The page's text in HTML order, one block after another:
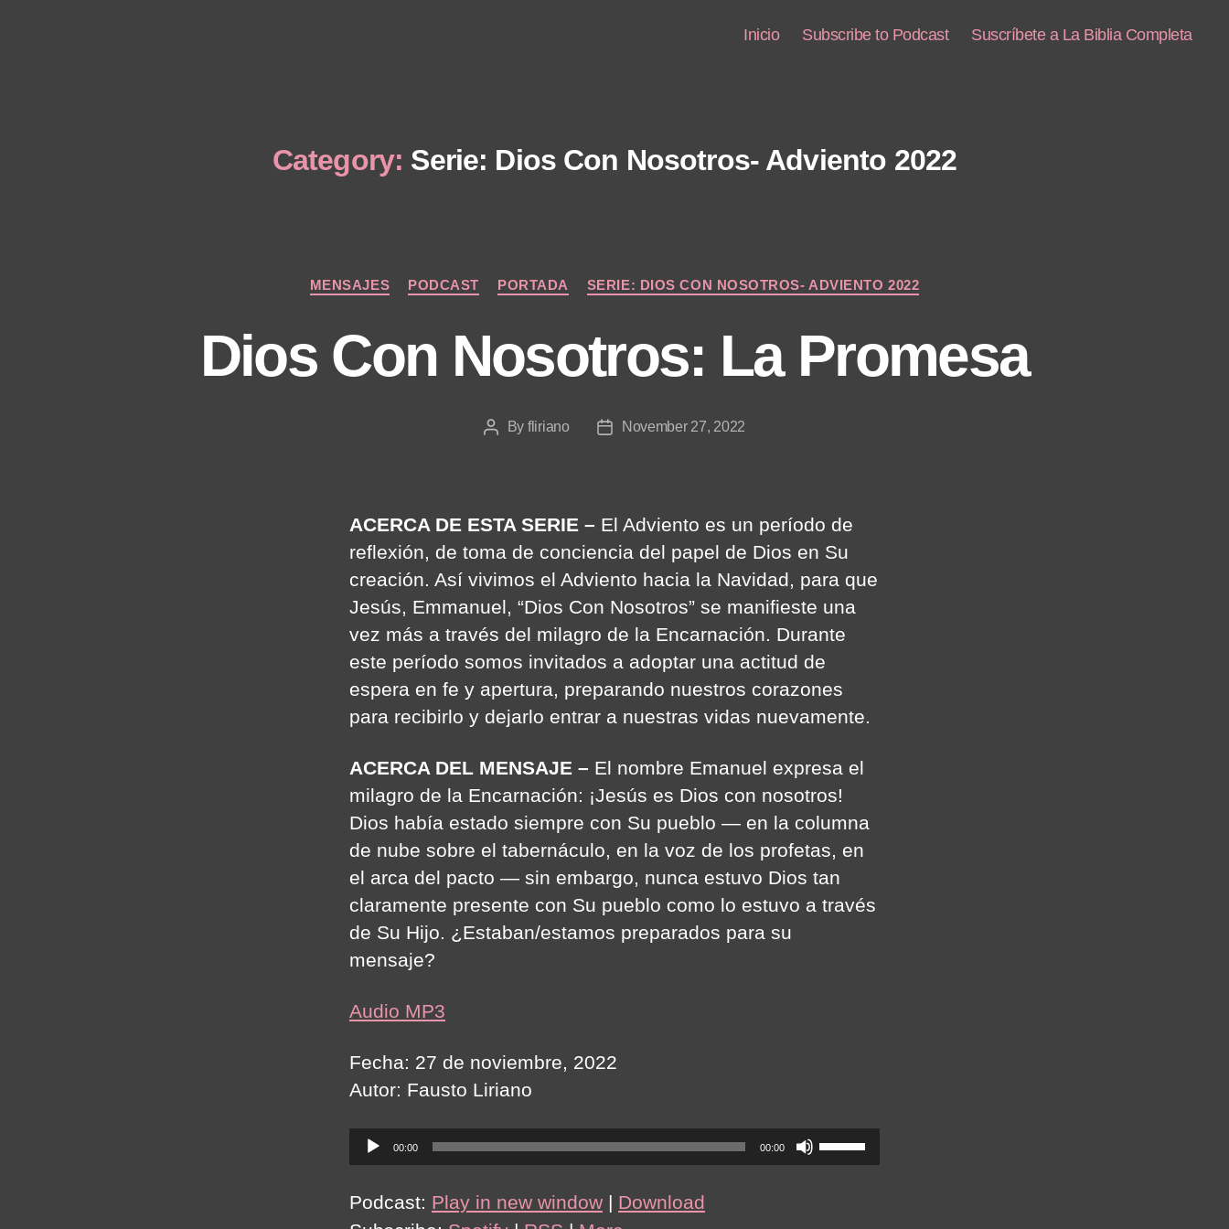
Inicio Subscribe to Podcast Suscríbete a La Biblia Completa
Category: Serie: Dios Con Nosotros- Adviento 2022
Categories
MENSAJES PODCAST PORTADA SERIE: DIOS CON NOSOTROS- ADVIENTO 2022
Dios Con Nosotros: La Promesa
PostBy fliriano
PostNovember 27, 2022
ACERCA DE ESTA SERIE – El Adviento es un período de
reflexión, de toma de conciencia del papel de Dios en Su
creación. Así vivimos el Adviento hacia la Navidad, para que
Jesús, Emmanuel, “Dios Con Nosotros” se manifieste una
vez más a través del milagro de la Encarnación. Durante
este período somos invitados a adoptar una actitud de
espera en fe y apertura, preparando nuestros corazones
para recibirlo y dejarlo entrar a nuestras vidas nuevamente.
ACERCA DEL MENSAJE – El nombre Emanuel expresa el
milagro de la Encarnación: ¡Jesús es Dios con nosotros!
Dios había estado siempre con Su pueblo — en la columna
de nube sobre el tabernáculo, en la voz de los profetas, en
el arca del pacto — sin embargo, nunca estuvo Dios tan
claramente presente con Su pueblo como lo estuvo a través
de Su Hijo. ¿Estaban/estamos preparados para su
mensaje?
Audio MP3
Fecha: 27 de noviembre, 2022
Autor: Fausto Liriano
u
d
00:00 00:00
U
s
Podcast: Play in new window | Download